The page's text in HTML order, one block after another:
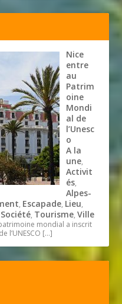
Nice
entre
au
Patrim
oine
Mondi
al de
l’Unesc
o
A la
une,
Activit
és,
Alpes-
, Escapade, Lieu,
Société, Tourisme,Ville
mondial a inscrit
l’UNESCO […]